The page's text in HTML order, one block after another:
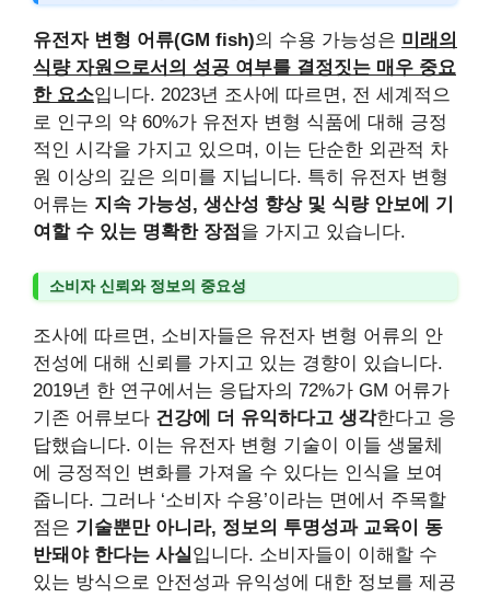
유전자 변형 어류(GM fish)의 수용 가능성은 미래의
식량 자원으로서의 성공 여부를 결정짓는 매우 중요
한 요소입니다. 2023년 조사에 따르면, 전 세계적으
로 인구의 약 60%가 유전자 변형 식품에 대해 긍정
적인 시각을 가지고 있으며, 이는 단순한 외관적 차
원 이상의 깊은 의미를 지닙니다. 특히 유전자 변형
어류는 지속 가능성, 생산성 향상 및 식량 안보에 기
여할 수 있는 명확한 장점 을 가지고 있습니다.
소비자 신뢰와 정보의 중요성
조사에 따르면, 소비자들은 유전자 변형 어류의 안
전성에 대해 신뢰를 가지고 있는 경향이 있습니다.
2019년 한 연구에서는 응답자의 72%가 GM 어류가
기존 어류보다 건강에 더 유익하다고 생각한다고 응
답했습니다. 이는 유전자 변형 기술이 이들 생물체
에 긍정적인 변화를 가져올 수 있다는 인식을 보여
줍니다. 그러나 ‘소비자 수용’이라는 면에서 주목할
점은 기술뿐만 아니라, 정보의 투명성과 교육이 동
반돼야 한다는 사실입니다. 소비자들이 이해할 수
있는 방식으로 안전성과 유익성에 대한 정보를 제공